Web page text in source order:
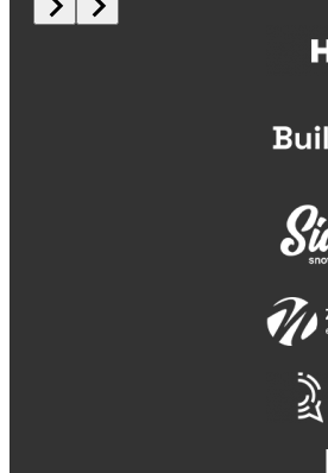
(verkoop)voorwaarden / Licenties